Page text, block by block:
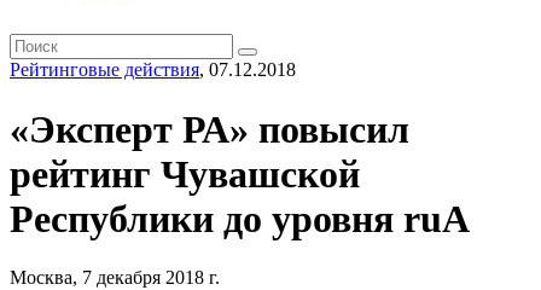
Рейтинговые действия, 07.12.2018
«Эксперт РА» повысил
рейтинг Чувашской
Республики до уровня ruА
Москва, 7 декабря 2018 г.